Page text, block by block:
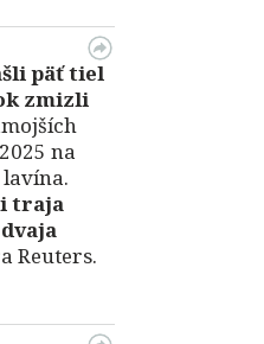
päť tiel
zmizli
na
traja
Reuters.